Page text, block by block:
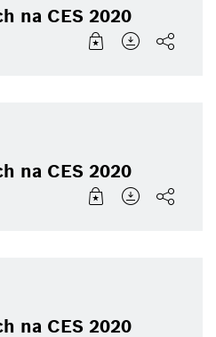
na CES 2020
na CES 2020
na CES 2020